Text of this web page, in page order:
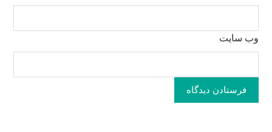
وب‌ سایت
فرستادن دیدگاه